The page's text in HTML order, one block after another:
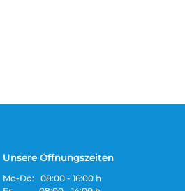
Unsere Öffnungszeiten
Mo-Do: 08:00 - 16:00 h